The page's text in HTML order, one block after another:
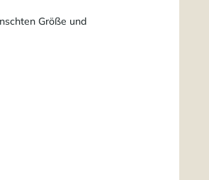
Größe und